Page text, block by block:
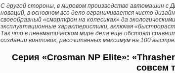
С другой стороны, в мировом производстве автомашин с
новаций, в основном все дело ограничивается чисто
своеобразный «смартфон на колесиках» да
эксплуатационные характеристики, включая
Так что в пневматическом мире дела еще обстоят
создании винтовок, рассчитанных максимум на 100
Серия «Crosman NP Elite»:
совсем